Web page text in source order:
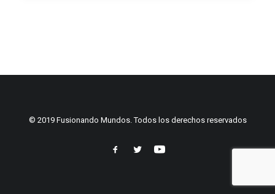
© 2019 Fusionando Mundos. Todos los derechos reservados